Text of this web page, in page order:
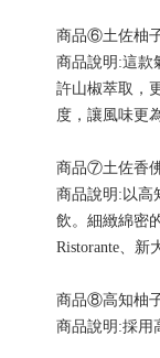
商品⑥土佐柚
商品說明:這款
許山椒萃取，
度，讓風味更
商品⑦土佐香
商品說明:以高
飲。細緻綿密
Ristorante、
商品⑧高知柚
商品說明:採用